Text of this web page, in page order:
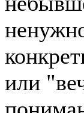
или